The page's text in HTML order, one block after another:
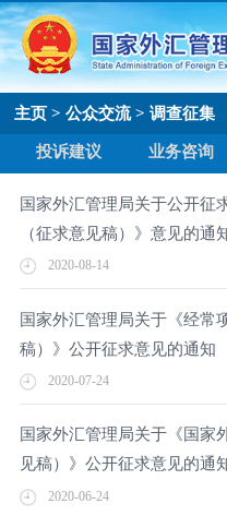
主页 >公众交流>调查征集
投诉建议 业务咨询
国家外汇管理局关于公开征
（征求意见稿）》意见的通
2020-08-14
国家外汇管理局关于《经常
稿）》公开征求意见的通知
2020-07-24
国家外汇管理局关于《国家
见稿）》公开征求意见的通
2020-06-24